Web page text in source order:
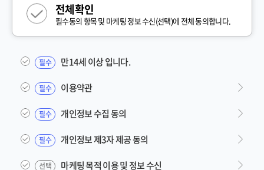
전체확인
필수동의 항목 및 마케팅 정보 수신(선택)에 전체 동의합니다.
필수 만14세 이상 입니다.
필수 이용약관
필수 개인정보 수집 동의
필수 개인정보 제3자 제공 동의
선택 마케팅 목적 이용 및 정보 수신